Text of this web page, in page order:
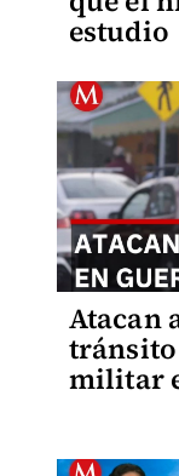
estudio
Atacan
tránsito
militar